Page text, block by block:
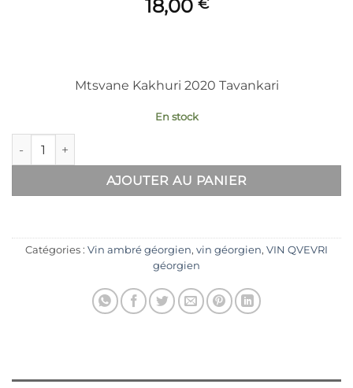
18,00 €
Mtsvane Kakhuri 2020 Tavankari
En stock
quantité de Mtsvane Kakhuri 2020 Tavankari
AJOUTER AU PANIER
Catégories : Vin ambré géorgien, vin géorgien, VIN QVEVRI
géorgien